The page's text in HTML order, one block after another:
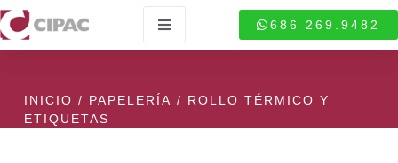
686 269.9482
INICIO / PAPELERÍA / ROLLO TÉRMICO Y
ETIQUETAS